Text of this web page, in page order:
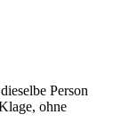
Person
ohne